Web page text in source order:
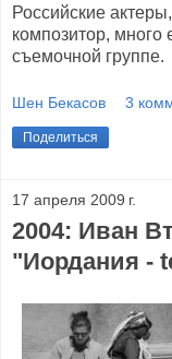
Российские
композитор,
съемочной группе.
Шен Бекасов 3
Поделиться
17 апреля 2009 г.
2004: Иван
"Иордания -